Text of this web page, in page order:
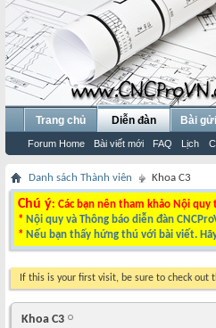
Trang chủ Diễn đàn
Forum Home Bài viết mới FAQ Lịch
Bài
Danh sách Thành viên Khoa C3
Chú ý: Các bạn nên tham khảo Nội
* Nội quy và Thông báo diễn đàn
* Nếu bạn thấy hứng thú với bài viết.
If this is your first visit, be sure to check out
Khoa C3